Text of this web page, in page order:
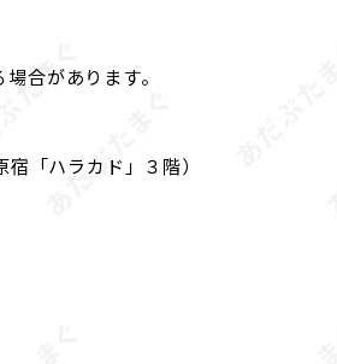
合があります。
「ハラカド」３階）